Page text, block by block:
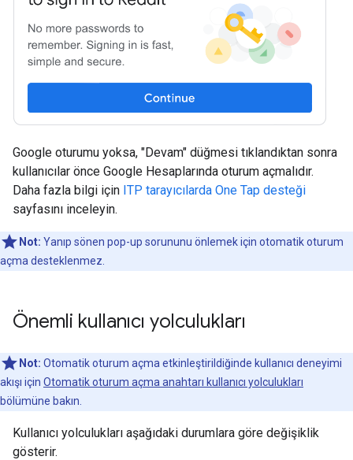
Google oturumu yoksa, "Devam" düğmesi tıklandıktan sonra
kullanıcılar önce Google Hesaplarında oturum açmalıdır.
Daha fazla bilgi için ITP tarayıcılarda One Tap desteği
sayfasını inceleyin.
Not: Yanıp sönen pop-up sorununu önlemek için otomatik oturum
açma desteklenmez.
Önemli kullanıcı yolculukları
Not: Otomatik oturum açma etkinleştirildiğinde kullanıcı deneyimi
akışı için Otomatik oturum açma anahtarı kullanıcı yolculukları
bölümüne bakın.
Kullanıcı yolculukları aşağıdaki durumlara göre değişiklik
gösterir.